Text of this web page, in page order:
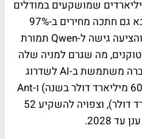
שמושקעים במודלים
מערביים כמו GPT-4. עליבאבא גם חתכה מחירים ב-97%
לשירותי הענן שלה ב-2024, והציעה גישה ל-Qwen תמורת
למיליון טוקנים, מה שגרם למניה שלה
לזנק ב-8% ביום ההשקה. החברה משתמשת ב-AI לשדרוג
טאובאו (שווי עסקאות של 600 מיליארד דולר בשנה) ו-Ant
Group (שווי של 150 מיליארד דולר), וצפויה להשקיע 52